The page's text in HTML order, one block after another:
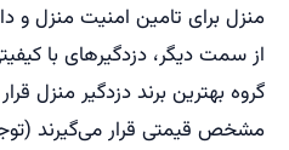
منزل برای تامین امنیت منزل و
از سمت دیگر، دزدگیرهای با
گروه بهترین برند دزدگیر منزل
مشخص قیمتی قرار می‌گیرند